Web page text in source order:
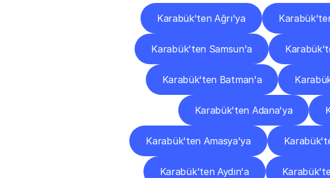
Karabük'ten Ağrı'ya
Karabük'ten Samsun'a
Karabük'ten Batman'a
Karabük'ten Adana'ya
Karabük'ten Amasya'ya
Karabük'ten Aydın'a